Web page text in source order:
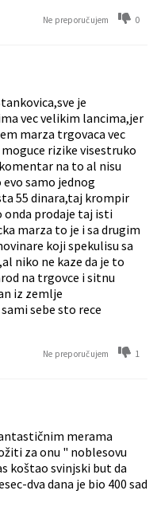
Ne preporučujem 0
je
vec velikim lancima,jer
marza trgovaca vec
rizike visestruko
na to al nisu
samo jednog
55 dinara,taj krompir
onda prodaje taj isti
marza to je i sa drugim
koji spekulisu sa
niko ne kaze da je to
na trgovce i sitnu
iz zemlje
sebe sto rece
Ne preporučujem 1
merama
za onu " noblesovu
koštao svinjski but da
dva dana je bio 400 sad